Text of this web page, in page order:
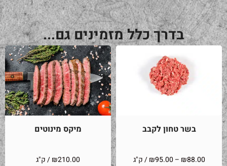
בדרך כלל מזמינים גם...
בשר טחון לקבב
₪88.00
–
₪95.00 / ק"ג
מיקס מינוטים
₪210.00 / ק"ג